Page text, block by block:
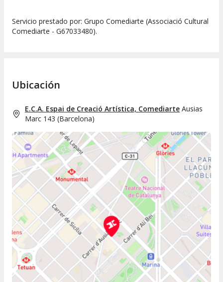
Servicio prestado por: Grupo Comediarte (Associació Cultural
Comediarte - G67033480).
Ubicación
E.C.A. Espai de Creació Artística, Comediarte Ausias
Marc 143 (Barcelona)